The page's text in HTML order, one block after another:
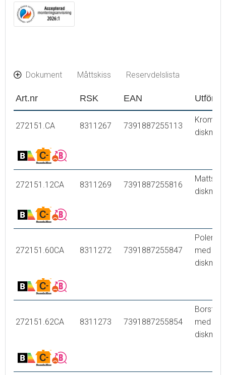
Dokument Måttskiss Reservdelslista
Art.nr RSK EAN
272151.CA 8311267 7391887255113
Krom,
272151.12CA 8311269 7391887255816
272151.60CA 8311272 7391887255847
Polerad
med
272151.62CA 8311273 7391887255854
Borstad
med